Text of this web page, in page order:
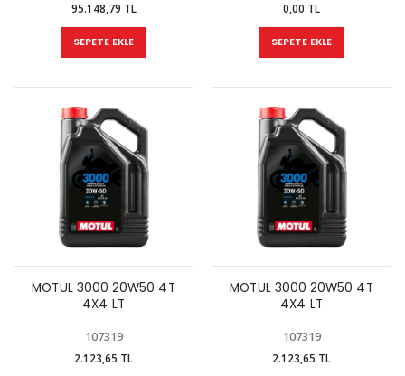
95.148,79 TL
SEPETE EKLE
0,00 TL
SEPETE EKLE
MOTUL 3000 20W50 4T
4X4 LT
107319
2.123,65 TL
MOTUL 3000 20W50 4T
4X4 LT
107319
2.123,65 TL